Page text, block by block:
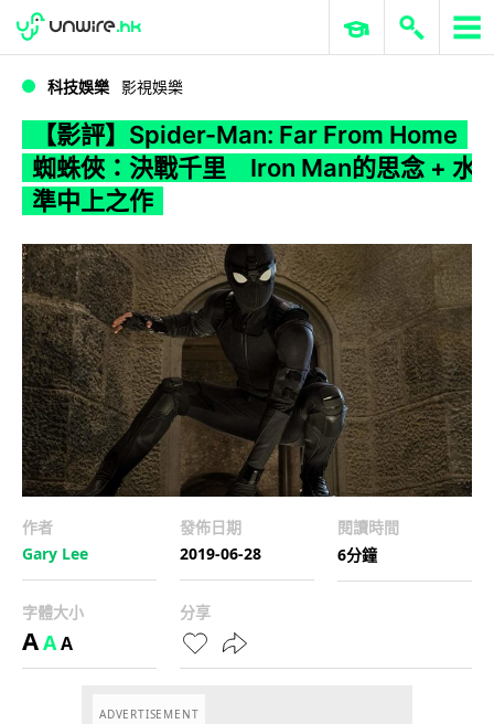
WWDC 2026 ERP 與商業 AI
科技娛樂 影視娛樂
【影評】Spider-Man: Far From Home
蜘蛛俠：決戰千里 Iron Man的思念 + 水
準中上之作
作者
Gary Lee
發佈日期
2019-06-28
閱讀時間
6分鐘
字體大小
AAA
分享
ADVERTISEMENT